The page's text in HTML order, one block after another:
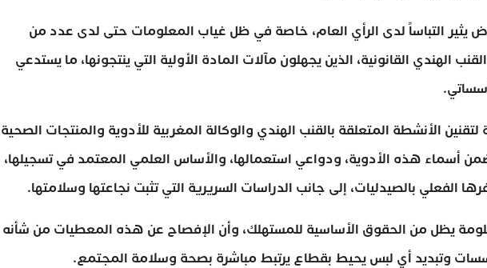
يثير التباساً لدى الرأي العام، خاصة في ظل غياب المعلومات حتى لدى عدد من
الهندي القانونية، الذين يجهلون مآلات المادة الأولية التي ينتجونها، ما يستدعي
الأنشطة المتعلقة بالقنب الهندي والوكالة المغربية للأدوية والمنتجات الصحية
أسماء هذه الأدوية، ودواعي استعمالها، والأساس العلمي المعتمد في تسجيلها،
الفعلي بالصيدليات، إلى جانب الدراسات السريرية التي تثبت نجاعتها وسلامتها.
يظل من الحقوق الأساسية للمستهلك، وأن الإفصاح عن هذه المعطيات من شأنه
وتبديد أي لبس يحيط بقطاع يرتبط مباشرة بصحة وسلامة المجتمع.